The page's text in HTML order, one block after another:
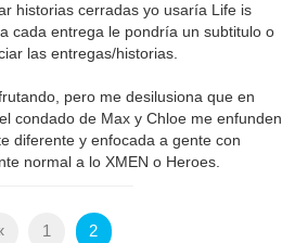
historias cerradas yo usaría Life is
cada entrega le pondría un subtitulo o
las entregas/historias.
pero me desilusiona que en
condado de Max y Chloe me enfunden
diferente y enfocada a gente con
normal a lo XMEN o Heroes.
1 2